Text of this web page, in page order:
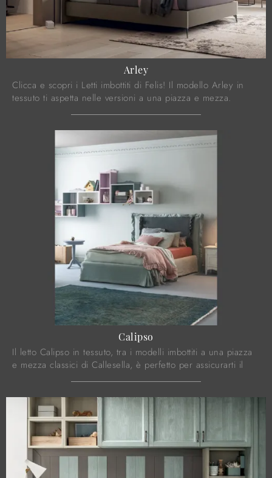
Arley
Clicca e scopri i Letti imbottiti di Felis! Il modello Arley in
tessuto ti aspetta nelle versioni a una piazza e mezza.
Calipso
Il letto Calipso in tessuto, tra i modelli imbottiti a una piazza
e mezza classici di Callesella, è perfetto per assicurarti il